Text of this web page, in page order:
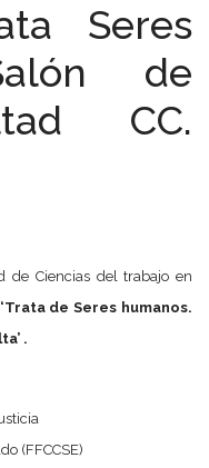
Seres
de
CC.
de Ciencias del trabajo en
de Seres humanos.
.
(FFCCSE)